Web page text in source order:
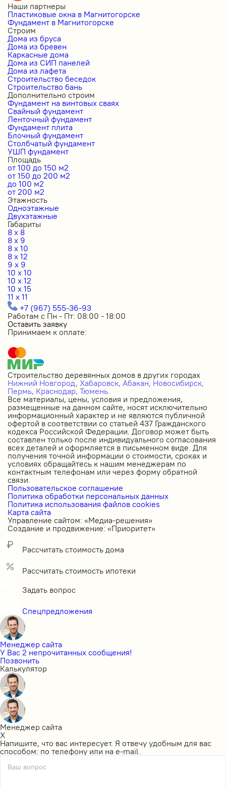
Наши партнеры
Пластиковые окна в Магнитогорске
Фундамент в Магнитогорске
Строим
Дома из бруса
Дома из бревен
Каркасные дома
Дома из СИП панелей
Дома из лафета
Строительство беседок
Строительство бань
Дополнительно строим
Фундамент на винтовых сваях
Свайный фундамент
Ленточный фундамент
Фундамент плита
Блочный фундамент
Столбчатый фундамент
УШП фундамент
Площадь
от 100 до 150 м2
от 150 до 200 м2
до 100 м2
от 200 м2
Этажность
Одноэтажные
Двухэтажные
Габариты
8 x 8
8 x 9
8 x 10
8 x 12
9 x 9
10 x 10
10 x 12
10 x 15
11 x 11
+7 (967) 555-36-93
Работам с Пн - Пт: 08:00 - 18:00
Оставить заявку
Принимаем к оплате:
Строительство деревянных домов в других городах
Нижний Новгород, Хабаровск, Абакан, Новосибирск,
Пермь, Краснодар, Тюмень.
Все материалы, цены, условия и предложения,
размещенные на данном сайте, носят исключительно
информационный характер и не являются публичной
офертой в соответствии со статьей 437 Гражданского
кодекса Российской Федерации. Договор может быть
составлен только после индивидуального согласования
всех деталей и оформляется в письменном виде. Для
получения точной информации о стоимости, сроках и
условиях обращайтесь к нашим менеджерам по
контактным телефонам или через форму обратной
связи.
Пользовательское соглашение
Политика обработки персональных данных
Политика использования файлов cookies
Карта сайта
Управление сайтом: «Медиа-решения»
Создание и продвижение: «Приоритет»
Рассчитать стоимость дома
Рассчитать стоимость ипотеки
Задать вопрос
Спецпредложения
Менеджер сайта
У Вас 2 непрочитанных сообщения!
Позвонить
Калькулятор
Менеджер сайта
X
Напишите, что вас интересует. Я отвечу удобным для вас
способом: по телефону или на e-mail.
Ваш вопрос